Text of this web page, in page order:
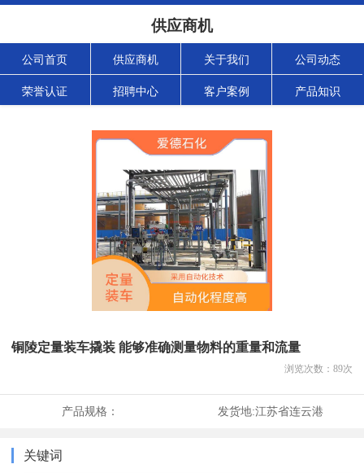
供应商机
公司首页 供应商机 关于我们 公司动态
荣誉认证 招聘中心 客户案例 产品知识
铜陵定量装车撬装 能够准确测量物料的重量和流量
浏览次数： 89次
产品规格： 发货地:江苏省连云港
关键词